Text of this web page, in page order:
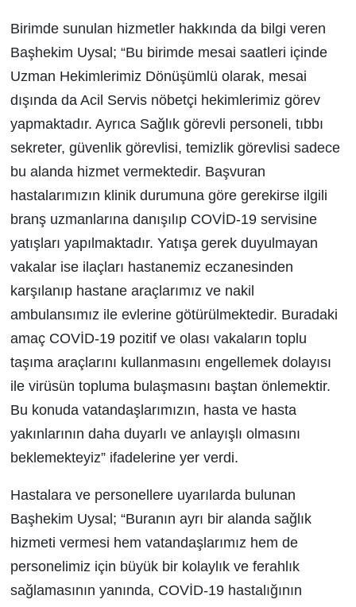
Birimde sunulan hizmetler hakkında da bilgi veren
Başhekim Uysal; “Bu birimde mesai saatleri içinde
Uzman Hekimlerimiz Dönüşümlü olarak, mesai
dışında da Acil Servis nöbetçi hekimlerimiz görev
yapmaktadır. Ayrıca Sağlık görevli personeli, tıbbı
sekreter, güvenlik görevlisi, temizlik görevlisi sadece
bu alanda hizmet vermektedir. Başvuran
hastalarımızın klinik durumuna göre gerekirse ilgili
branş uzmanlarına danışılıp COVİD-19 servisine
yatışları yapılmaktadır. Yatışa gerek duyulmayan
vakalar ise ilaçları hastanemiz eczanesinden
karşılanıp hastane araçlarımız ve nakil
ambulansımız ile evlerine götürülmektedir. Buradaki
amaç COVİD-19 pozitif ve olası vakaların toplu
taşıma araçlarını kullanmasını engellemek dolayısı
ile virüsün topluma bulaşmasını baştan önlemektir.
Bu konuda vatandaşlarımızın, hasta ve hasta
yakınlarının daha duyarlı ve anlayışlı olmasını
beklemekteyiz” ifadelerine yer verdi.
Hastalara ve personellere uyarılarda bulunan
Başhekim Uysal; “Buranın ayrı bir alanda sağlık
hizmeti vermesi hem vatandaşlarımız hem de
personelimiz için büyük bir kolaylık ve ferahlık
sağlamasının yanında, COVİD-19 hastalığının